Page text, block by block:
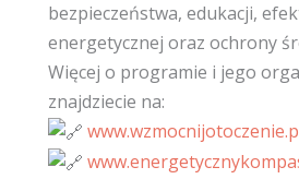
bezpieczeństwa, edukacji,
energetycznej oraz ochrony
Więcej o programie i jego
znajdziecie na: